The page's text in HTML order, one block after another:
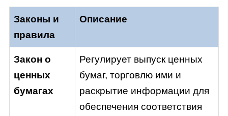
Законы и
правила
Описание
Закон о
ценных
бумагах
Регулирует выпуск ценных
бумаг, торговлю ими и
раскрытие информации для
обеспечения соответствия